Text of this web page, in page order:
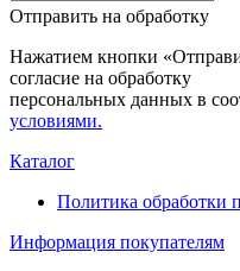
Отправить на обработку
Нажатием кнопки
согласие на обработку
персональных данных в
условиями.
Каталог
Политика обработки
Информация покупателям